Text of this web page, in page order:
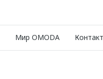
Мир OMODA